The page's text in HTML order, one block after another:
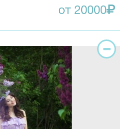
от 20000